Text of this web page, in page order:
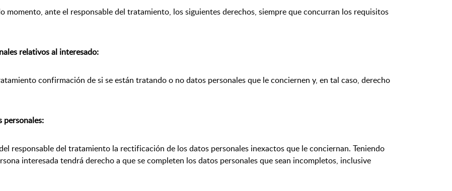
momento, ante el responsable del tratamiento, los siguientes derechos, siempre que concurran los requisitos
relativos al interesado:
confirmación de si se están tratando o no datos personales que le conciernen y, en tal caso, derecho
personales:
responsable del tratamiento la rectificación de los datos personales inexactos que le conciernan. Teniendo
interesada tendrá derecho a que se completen los datos personales que sean incompletos, inclusive